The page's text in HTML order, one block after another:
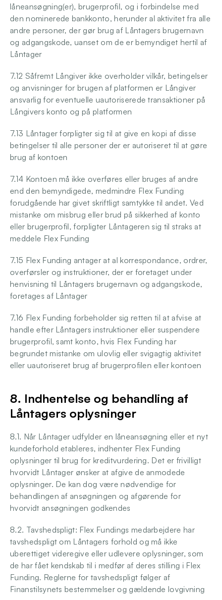
låneansøgning(er), brugerprofil, og i forbindelse med
den nominerede bankkonto, herunder al aktivitet fra alle
andre personer, der gør brug af Låntagers brugernavn
og adgangskode, uanset om de er bemyndiget hertil af
Låntager
7.12 Såfremt Långiver ikke overholder vilkår, betingelser
og anvisninger for brugen af platformen er Långiver
ansvarlig for eventuelle uautoriserede transaktioner på
Långivers konto og på platformen
7.13 Låntager forpligter sig til at give en kopi af disse
betingelser til alle personer der er autoriseret til at gøre
brug af kontoen
7.14 Kontoen må ikke overføres eller bruges af andre
end den bemyndigede, medmindre Flex Funding
forudgående har givet skriftligt samtykke til andet. Ved
mistanke om misbrug eller brud på sikkerhed af konto
eller brugerprofil, forpligter Låntageren sig til straks at
meddele Flex Funding
7.15 Flex Funding antager at al korrespondance, ordrer,
overførsler og instruktioner, der er foretaget under
henvisning til Låntagers brugernavn og adgangskode,
foretages af Låntager
7.16 Flex Funding forbeholder sig retten til at afvise at
handle efter Låntagers instruktioner eller suspendere
brugerprofil, samt konto, hvis Flex Funding har
begrundet mistanke om ulovlig eller svigagtig aktivitet
eller uautoriseret brug af brugerprofilen eller kontoen
8. Indhentelse og behandling af
Låntagers oplysninger
8.1. Når Låntager udfylder en låneansøgning eller et nyt
kundeforhold etableres, indhenter Flex Funding
oplysninger til brug for kreditvurdering. Det er frivilligt
hvorvidt Låntager ønsker at afgive de anmodede
oplysninger. De kan dog være nødvendige for
behandlingen af ansøgningen og afgørende for
hvorvidt ansøgningen godkendes
8.2. Tavshedspligt: Flex Fundings medarbejdere har
tavshedspligt om Låntagers forhold og må ikke
uberettiget videregive eller udlevere oplysninger, som
de har fået kendskab til i medfør af deres stilling i Flex
Funding. Reglerne for tavshedspligt følger af
Finanstilsynets bestemmelser og gældende lovgivning